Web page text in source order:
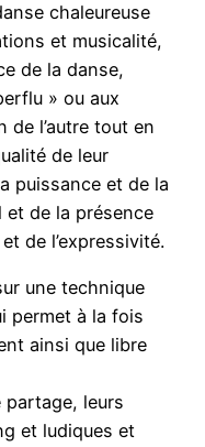
chaleureuse
et musicalité,
de la danse,
» ou aux
de l’autre tout en
de leur
puissance et de la
et de la présence
de l’expressivité.
une technique
permet à la fois
ainsi que libre
partage, leurs
et ludiques et